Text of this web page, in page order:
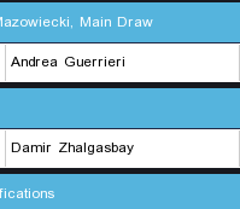
Main Draw
Andrea Guerrieri
Damir Zhalgasbay